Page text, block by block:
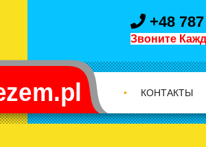
+48
Звоните
• КОНТАКТЫ